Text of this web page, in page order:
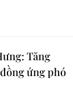
Tăng
ứng phó